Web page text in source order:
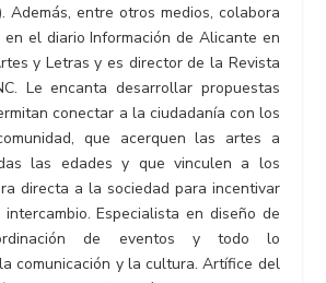
Además, entre otros medios, colabora
en el diario Información de Alicante en
y Letras y es director de la Revista
Le encanta desarrollar propuestas
conectar a la ciudadanía con los
que acerquen las artes a
las edades y que vinculen a los
directa a la sociedad para incentivar
Especialista en diseño de
de eventos y todo lo
comunicación y la cultura. Artífice del